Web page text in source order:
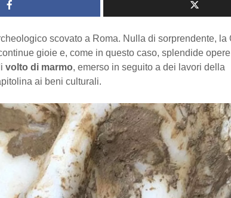
scovato a Roma. Nulla di sorprendente, la
gioie e, come in questo caso, splendide opere
volto di marmo, emerso in seguito a dei lavori della
ai beni culturali.